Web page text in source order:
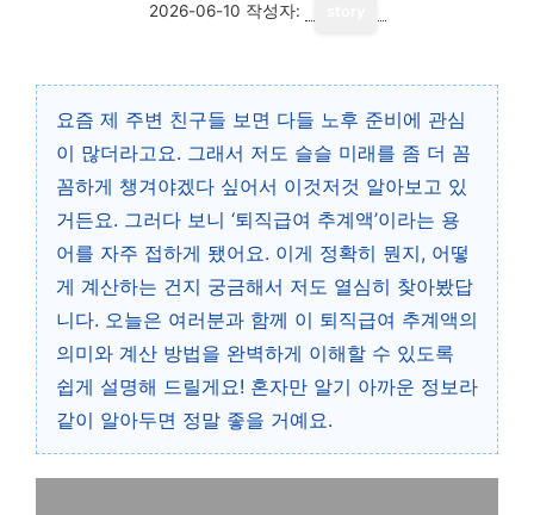
2026-06-10 작성자:
요즘 제 주변 친구들 보면 다들 노후 준비에 관심
이 많더라고요. 그래서 저도 슬슬 미래를 좀 더 꼼
꼼하게 챙겨야겠다 싶어서 이것저것 알아보고 있
거든요. 그러다 보니 ‘퇴직급여 추계액’이라는 용
어를 자주 접하게 됐어요. 이게 정확히 뭔지, 어떻
게 계산하는 건지 궁금해서 저도 열심히 찾아봤답
니다. 오늘은 여러분과 함께 이 퇴직급여 추계액의
의미와 계산 방법을 완벽하게 이해할 수 있도록
쉽게 설명해 드릴게요! 혼자만 알기 아까운 정보라
같이 알아두면 정말 좋을 거예요.